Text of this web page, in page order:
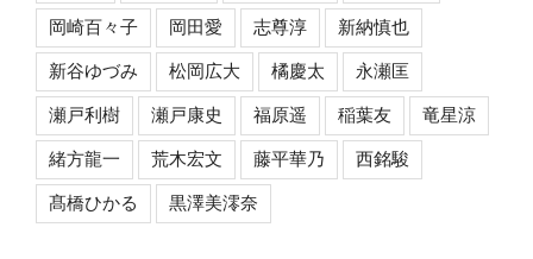
岡崎百々子 岡田愛 志尊淳 新納慎也
新谷ゆづみ 松岡広大 橘慶太 永瀬匡
瀬戸利樹 瀬戸康史 福原遥 稲葉友 竜星涼
緒方龍一 荒木宏文 藤平華乃 西銘駿
髙橋ひかる 黒澤美澪奈